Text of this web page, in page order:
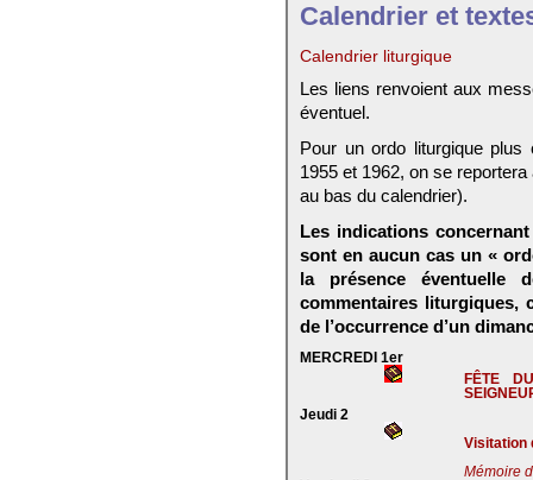
Calendrier et
Calendrier liturgique
Les liens renvoient aux
éventuel.
Pour un ordo liturgique plus
1955 et 1962, on se
au bas du calendrier).
Les indications
sont en aucun cas un «
la présence éventuelle
commentaires liturgiques,
de l’occurrence d’un
MERCREDI 1er
FÊTE
Jeudi 2
Visitation
Mémoire